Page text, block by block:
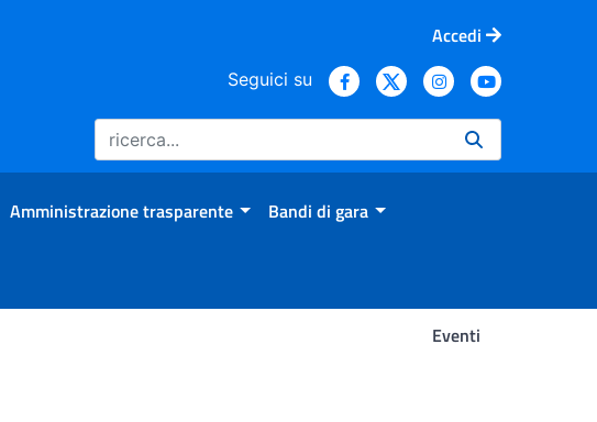
Accedi
Seguici su
Amministrazione trasparente Bandi di gara
Eventi